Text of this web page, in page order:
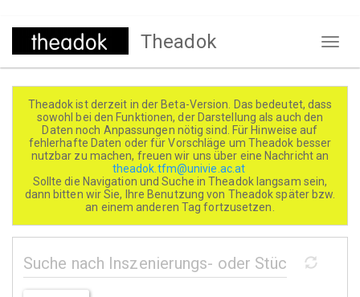
Direkt
Theadok
Theadok ist derzeit in der Beta-Version. Das bedeutet, dass
sowohl bei den Funktionen, der Darstellung als auch den
Daten noch Anpassungen nötig sind. Für Hinweise auf
fehlerhafte Daten oder für Vorschläge um Theadok besser
nutzbar zu machen, freuen wir uns über eine Nachricht an
theadok.tfm@univie.ac.at
Sollte die Navigation und Suche in Theadok langsam sein,
dann bitten wir Sie, Ihre Benutzung von Theadok später bzw.
an einem anderen Tag fortzusetzen.